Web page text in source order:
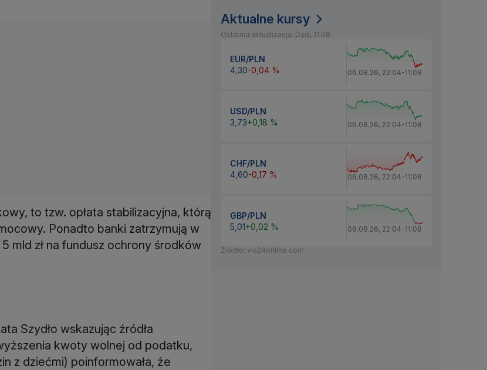
to tzw. opłata stabilizacyjna, którą
Ponadto banki zatrzymują w
mld zł na fundusz ochrony środków
Szydło wskazując źródła
kwoty wolnej od podatku,
z dziećmi) poinformowała, że
Aktualne kursy
Ostatnia aktualizacja: Dziś, 11:08
EUR/PLN
4,30-0,04 % 06.08.26, 22:04-11:08
USD/PLN
3,73+0,18 % 06.08.26, 22:04-11:08
CHF/PLN
4,60-0,17 % 06.08.26, 22:04-11:08
GBP/PLN
5,01+0,02 % 06.08.26, 22:04-11:08
Źródło: via24online.com